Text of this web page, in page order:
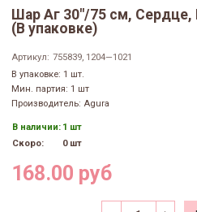
Шар Аг 30"/75 см,
(В упаковке)
Артикул: 755839, 1204—1021
В упаковке: 1 шт.
Мин. партия: 1 шт
Производитель: Agura
В наличии: 1 шт
Скоро:
0 шт
168.00 руб